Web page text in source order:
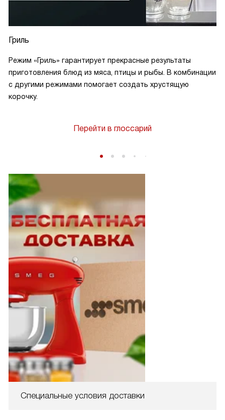
Гриль
Режим «Гриль» гарантирует прекрасные результаты
приготовления блюд из мяса, птицы и рыбы. В комбинации
с другими режимами помогает создать хрустящую
корочку.
Перейти в глоссарий
Специальные условия доставки